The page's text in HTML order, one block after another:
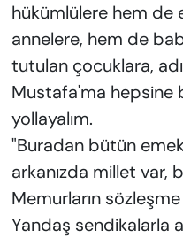
hükümlülere hem de
annelere, hem de
tutulan çocuklara,
Mustafa'ma hepsine
yollayalım.
"Buradan bütün
arkanızda millet var,
Memurların
Yandaş sendikalarla